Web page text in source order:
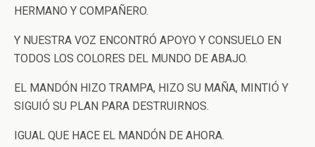
HERMANO Y COMPAÑERO.
Y NUESTRA VOZ ENCONTRÓ APOYO Y CONSUELO EN
TODOS LOS COLORES DEL MUNDO DE ABAJO.
EL MANDÓN HIZO TRAMPA, HIZO SU MAÑA, MINTIÓ Y
SIGUIÓ SU PLAN PARA DESTRUIRNOS.
IGUAL QUE HACE EL MANDÓN DE AHORA.